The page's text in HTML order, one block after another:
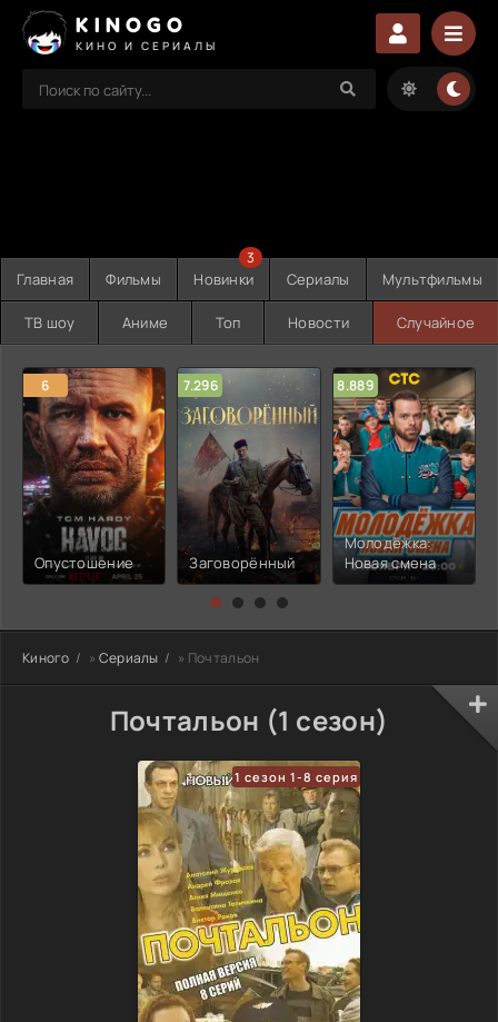
KINOGO
КИНО И СЕРИАЛЫ
Главная Фильмы Новинки
3
Сериалы Мультфильмы
ТВ шоу Аниме Топ Новости Случайное
6
Опустошение
7.296
Заговорённый
8.889
Молодёжка:
Новая смена
Киного » Сериалы » Почтальон
Почтальон (1 сезон)
1 сезон 1-8 серия